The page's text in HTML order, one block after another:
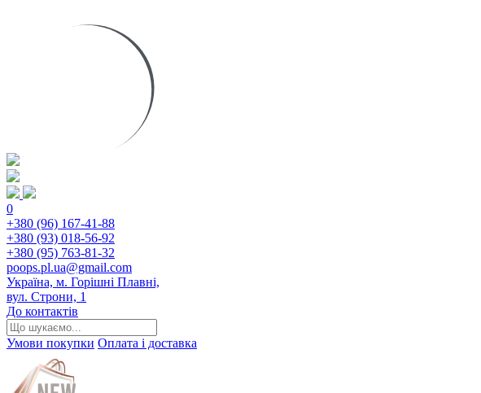
0
+380 (96) 167-41-88
+380 (93) 018-56-92
+380 (95) 763-81-32
poops.pl.ua@gmail.com
Україна, м. Горішні Плавні,
вул. Строни, 1
До контактів
Умови покупки Оплата і доставка